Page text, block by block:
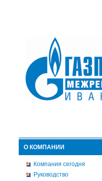
О КОМПАНИИ
Компания сегодня
Руководство